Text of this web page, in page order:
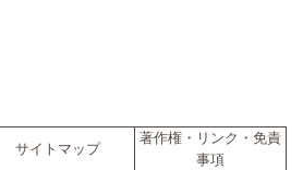
サイトマップ
著作権・リンク・免責
事項